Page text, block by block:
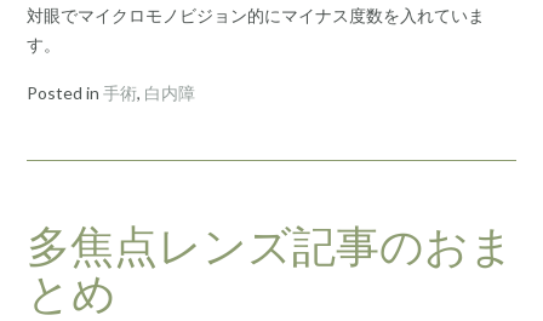
対眼でマイクロモノビジョン的にマイナス度数を入れていま
す。
Posted in 手術, 白内障
多焦点レンズ記事のおま
とめ